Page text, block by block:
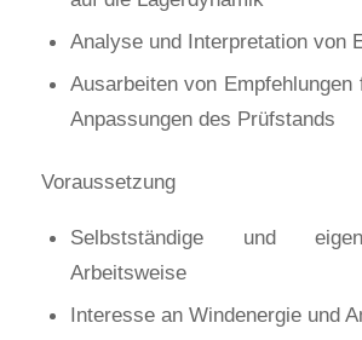
Analyse und Interpretation von
Ausarbeiten von
Anpassungen des Prüfstands
Voraussetzung
Selbstständige und
Arbeitsweise
Interesse an Windenergie und